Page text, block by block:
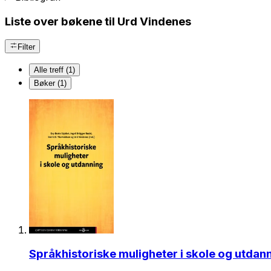
Liste over bøkene til Urd Vindenes
Filter
Alle treff (1)
Bøker (1)
Språkhistoriske muligheter i skole og